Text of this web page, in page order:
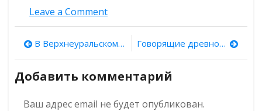
Leave a Commenton
Савинова
Навигация
по
записям
В Верхнеуральском районе Челябинской области обнаружено новое поселение «Страны городов» Говорящие древности. Выпуск седьмой: присяга граждан Херсонеса
Добавить комментарий
Ваш адрес email не будет опубликован.